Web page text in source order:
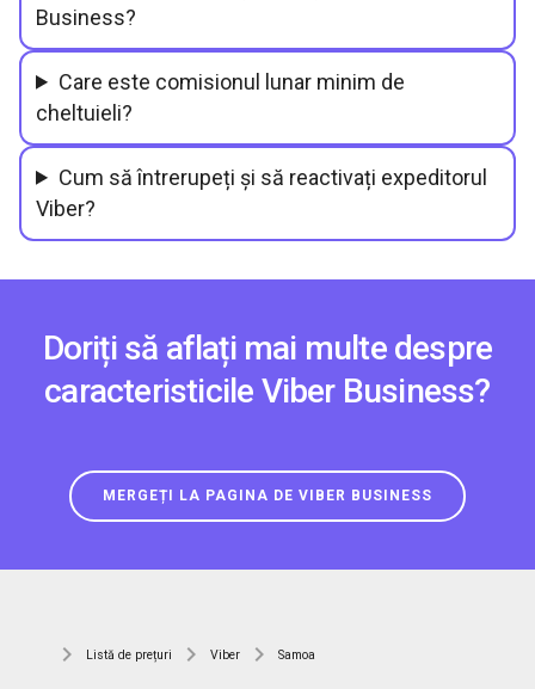
Business?
Care este comisionul lunar minim de
cheltuieli?
Cum să întrerupeți și să reactivați expeditorul
Viber?
Doriți să aflați mai multe despre
caracteristicile Viber Business?
MERGEȚI LA PAGINA DE VIBER BUSINESS
Listă de prețuri Viber Samoa